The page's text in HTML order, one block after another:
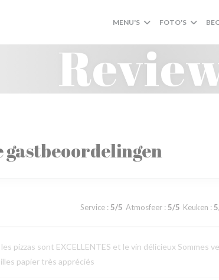
MENU'S FOTO'S
gastbeoordelingen
Service: 5/5 Atmosfeer: 5/5 Keuken : 5
pizzas sont EXCELLENTES et le vin délicieux Sommes
papier très appréciés